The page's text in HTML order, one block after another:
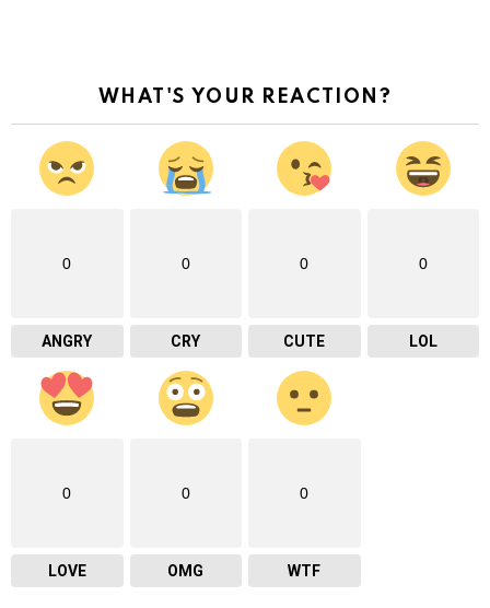
WHAT'S YOUR REACTION?
0
ANGRY
0
CRY
0
CUTE
0
LOL
0
LOVE
0
OMG
0
WTF